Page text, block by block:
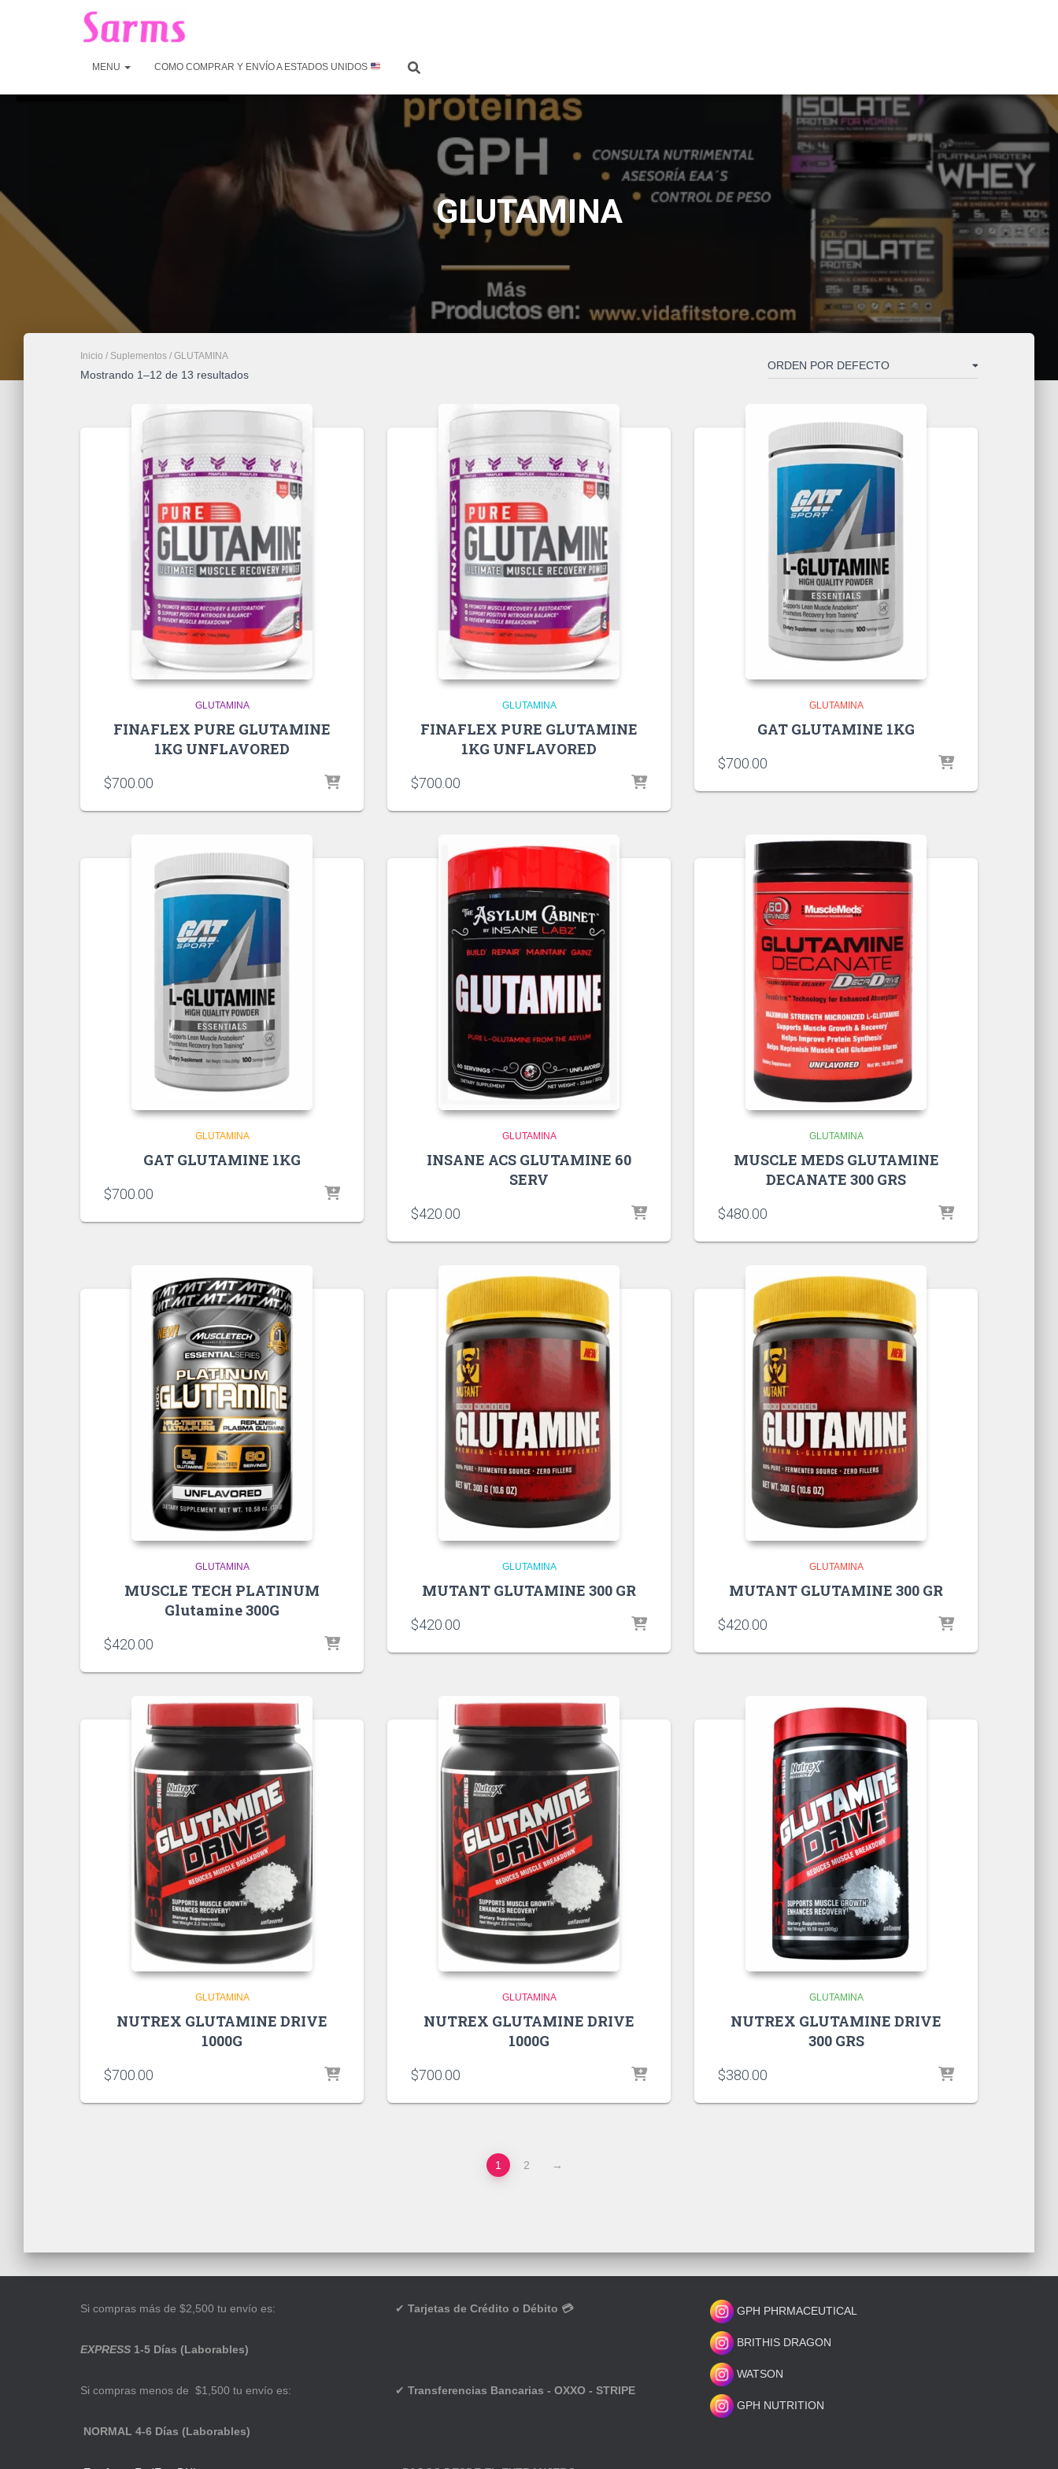
MENU COMO COMPRAR Y ENVÍO A ESTADOS UNIDOS
GLUTAMINA
Inicio / Suplementos / GLUTAMINA
Mostrando 1–12 de 13 resultados
GLUTAMINA
FINAFLEX PURE GLUTAMINE
1KG UNFLAVORED
$700.00
GLUTAMINA
FINAFLEX PURE GLUTAMINE
1KG UNFLAVORED
$700.00
GLUTAMINA
GAT GLUTAMINE 1KG
$700.00
GLUTAMINA
GAT GLUTAMINE 1KG
$700.00
GLUTAMINA
INSANE ACS GLUTAMINE 60
SERV
$420.00
GLUTAMINA
MUSCLE MEDS GLUTAMINE
DECANATE 300 GRS
$480.00
GLUTAMINA
MUSCLE TECH PLATINUM
Glutamine 300G
$420.00
GLUTAMINA
MUTANT GLUTAMINE 300 GR
$420.00
GLUTAMINA
MUTANT GLUTAMINE 300 GR
$420.00
GLUTAMINA
NUTREX GLUTAMINE DRIVE
1000G
$700.00
GLUTAMINA
NUTREX GLUTAMINE DRIVE
1000G
$700.00
GLUTAMINA
NUTREX GLUTAMINE DRIVE
300 GRS
$380.00
1 2 →
Si compras más de $2,500 tu envío es:
EXPRESS 1-5 Días (Laborables)
Si compras menos de $1,500 tu envío es:
NORMAL 4-6 Días (Laborables)
✔ Tarjetas de Crédito o Débito 💳
✔ Transferencias Bancarias - OXXO - STRIPE
GPH PHRMACEUTICAL
BRITHIS DRAGON
WATSON
GPH NUTRITION